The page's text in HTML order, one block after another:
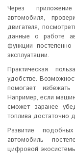
Через
автомобиля,
двигателя,
данные о работе
функции
эксплуатации.
Практическая
удобстве.
помогает
Например, если
сможет заранее
топлива достаточно
Развитие
автомобиль
цифровой